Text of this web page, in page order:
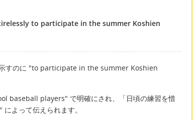
to participate in the summer Koshien
示すのに "to participate in the summer Koshien
baseball players" で明確にされ、「日頃の練習を惜
よって伝えられます。